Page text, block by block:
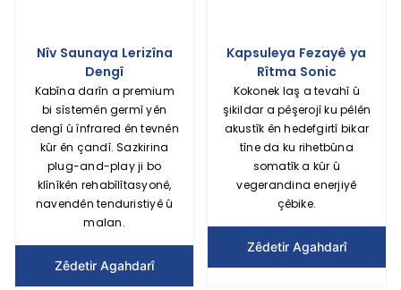
Nîv Saunaya Lerizîna
Dengî
Kabîna darîn a premium
bi sîstemên germî yên
dengî û înfrared ên tevnên
kûr ên çandî. Sazkirina
plug-and-play ji bo
klînîkên rehabîlîtasyonê,
navendên tenduristiyê û
malan.
Zêdetir Agahdarî
Kapsuleya Fezayê ya
Rîtma Sonic
Kokonek laş a tevahî û
şikildar a pêşerojî ku pêlên
akustîk ên hedefgirtî bikar
tîne da ku rihetbûna
somatîk a kûr û
vegerandina enerjiyê
çêbike.
Zêdetir Agahdarî